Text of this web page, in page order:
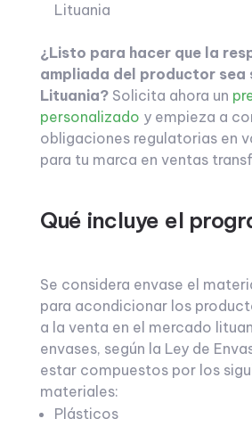
Lituania
¿Listo para hacer que la
ampliada del productor sea
Lituania?Solicita ahora un
personalizado y empieza a
obligaciones regulatorias en
para tu marca en ventas
Qué incluye el
Se considera envase el
para acondicionar los
a la venta en el mercado
envases, según la Ley de
estar compuestos por los
materiales:
Plásticos